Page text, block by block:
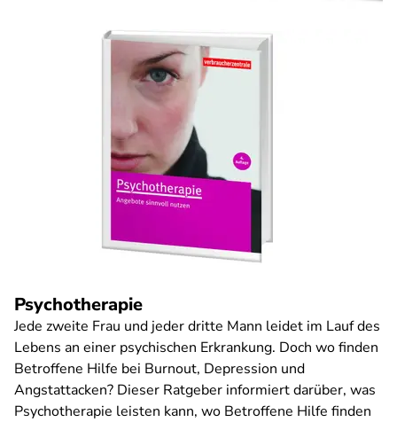
Psychotherapie
Jede zweite Frau und jeder dritte Mann leidet im Lauf des
Lebens an einer psychischen Erkrankung. Doch wo finden
Betroffene Hilfe bei Burnout, Depression und
Angstattacken? Dieser Ratgeber informiert darüber, was
Psychotherapie leisten kann, wo Betroffene Hilfe finden